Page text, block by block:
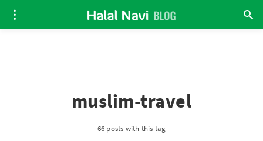
muslim-travel
66 posts with this tag